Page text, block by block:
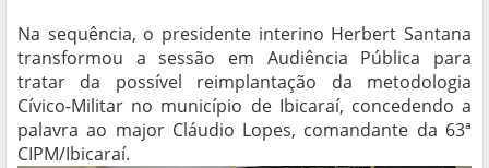
Na sequência, o presidente interino Herbert Santana
transformou a sessão em Audiência Pública para
tratar da possível reimplantação da metodologia
Cívico-Militar no município de Ibicaraí, concedendo a
palavra ao major Cláudio Lopes, comandante da 63ª
CIPM/Ibicaraí.